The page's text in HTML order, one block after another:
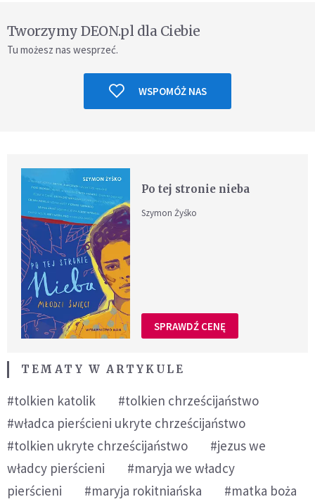
Tworzymy DEON.pl dla Ciebie
Tu możesz nas wesprzeć.
WSPOMÓŻ NAS
Po tej stronie nieba
Szymon Żyśko
SPRAWDŹ CENĘ
TEMATY W ARTYKULE
#tolkien katolik
#tolkien chrześcijaństwo
#władca pierścieni ukryte chrześcijaństwo
#tolkien ukryte chrześcijaństwo
#jezus we
władcy pierścieni
#maryja we władcy
pierścieni
#maryja rokitniańska
#matka boża